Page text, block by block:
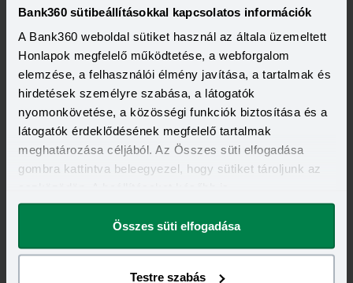
Bank360 sütibeállításokkal kapcsolatos információk
A Bank360 weboldal sütiket használ az általa üzemeltett
Honlapok megfelelő működtetése, a webforgalom
elemzése, a felhasználói élmény javítása, a tartalmak és
hirdetések személyre szabása, a látogatók
nyomonkövetése, a közösségi funkciók biztosítása és a
látogatók érdeklődésének megfelelő tartalmak
meghatározása céljából. Az Összes süti elfogadása
gombra kattintva beleegyezel, hogy sütiket tároljunk az
megváltoztathatod.
Összes süti elfogadása
Testre szabás
Feliratkozás